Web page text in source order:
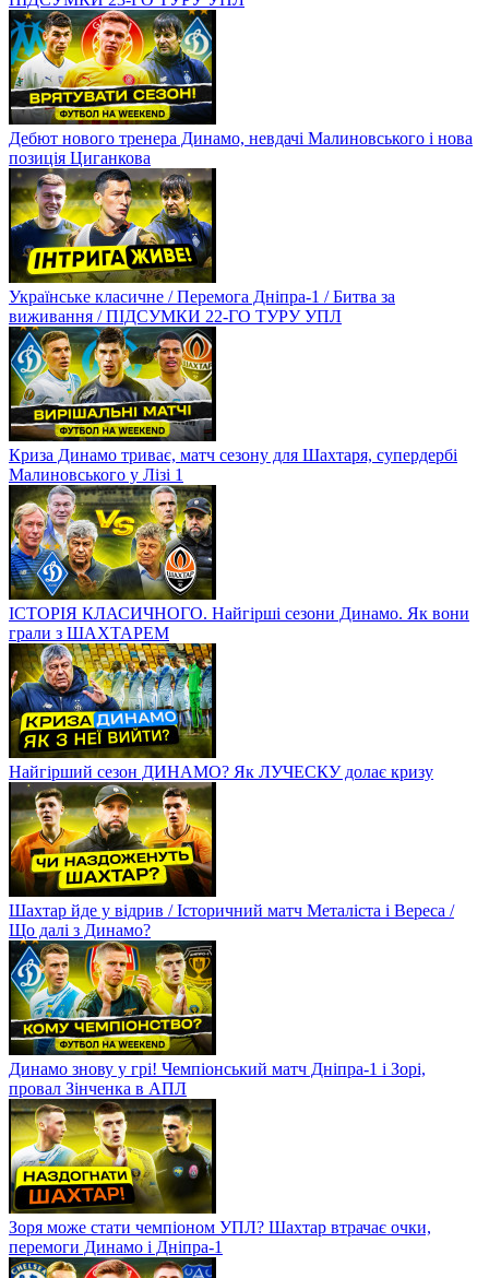
Дебют нового тренера Динамо, невдачі Малиновського і нова
позиція Циганкова
Українське класичне / Перемога Дніпра-1 / Битва за
виживання / ПІДСУМКИ 22-ГО ТУРУ УПЛ
Криза Динамо триває, матч сезону для Шахтаря, супердербі
Малиновського у Лізі 1
ІСТОРІЯ КЛАСИЧНОГО. Найгірші сезони Динамо. Як вони
грали з ШАХТАРЕМ
Найгірший сезон ДИНАМО? Як ЛУЧЕСКУ долає кризу
Шахтар йде у відрив / Історичний матч Металіста і Вереса /
Що далі з Динамо?
Динамо знову у грі! Чемпіонський матч Дніпра-1 і Зорі,
провал Зінченка в АПЛ
Зоря може стати чемпіоном УПЛ? Шахтар втрачає очки,
перемоги Динамо і Дніпра-1